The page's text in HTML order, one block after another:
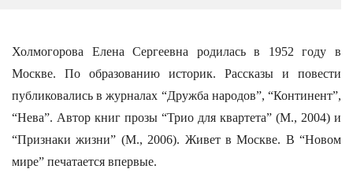
Холмогорова Елена Сергеевна родилась в 1952 году в
Москве. По образованию историк. Рассказы и повести
публиковались в журналах “Дружба народов”, “Континент”,
“Нева”. Автор книг прозы “Трио для квартета” (М., 2004) и
“Признаки жизни” (М., 2006). Живет в Москве. В “Новом
мире” печатается впервые.